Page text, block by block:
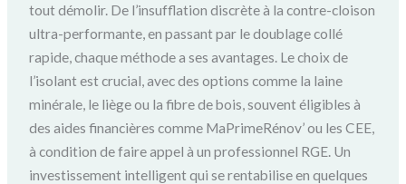
tout démolir. De l’insufflation discrète à la contre-cloison
ultra-performante, en passant par le doublage collé
rapide, chaque méthode a ses avantages. Le choix de
l’isolant est crucial, avec des options comme la laine
minérale, le liège ou la fibre de bois, souvent éligibles à
des aides financières comme MaPrimeRénov’ ou les CEE,
à condition de faire appel à un professionnel RGE. Un
investissement intelligent qui se rentabilise en quelques